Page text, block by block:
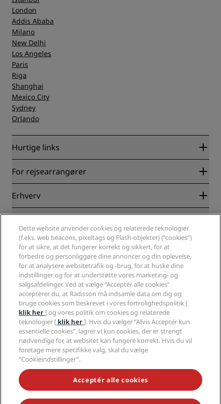
London
Addis Ababa
Milano
New Delhi
Los Angeles
Paris
Riga
Shanghai
Mexico City
Sydney
Orlando
Hurtige links
Radisson Rewards
Blog
Destinationer
Nye og kommende hoteller
Radisson Hotels-APP
Sports Approved-hoteller
Familievenlige hoteller
Sundhed og sikkerhed
For rejsearrangører
Partnere
Erhverv
Radisson Hotel Group
Medier
Karriere i RHG
Karriere i PPHE
Karrierer EHL
The Club by RHG
Udviklingsmuligheder
Ansvarlig virksomhed
Indkøb
Fortrolighedscenter
Juridiske oplysninger
Radisson Rewards vilkår og betingelser
Aftale vedrørende brug af hjemmesiden
Digital tilgængelighed
Erklæring om moderne slaveri
Hjælp
Advarsler til forbrugere
Kontakt
Ofte stillede spørgsmål
Sitemap
Sociale medier
Radisson Hotels-brands
GÅ ALDRIG GLIP AF VORES MEST POPULÆRE TILBUD
Dette website anvender cookies og relaterede teknologier
(f.eks. web beacons, pixeltags og Flash-objekter) (“cookies”)
for at sikre, at det fungerer korrekt og sikkert, for at
forbedre og personliggøre dine annoncer og din oplevelse,
for at analysere websitetrafik og -brug, for at huske dine
indstillinger og for at understøtte vores marketing- og
salgsafdelinger. Ved at vælge “Acceptér alle cookies”
accepterer du, at Radisson må indsamle data om dig og
bruge cookies som beskrevet i vores fortrolighedspolitik [
klik her] og vores politik om cookies og relaterede
teknologier [ klik her]. Hvis du vælger “Afvis Acceptér kun
essentielle cookies”, lagrer vi kun cookies, der er strengt
nødvendige for, at websitet kan fungere korrekt. Hvis du vil
foretage mere specifikke valg, skal du vælge
“Cookieindstillinger”.
Acceptér alle cookies